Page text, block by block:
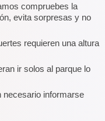
compruebes la
evita sorpresas y no
requieren una altura
ir solos al parque lo
necesario informarse